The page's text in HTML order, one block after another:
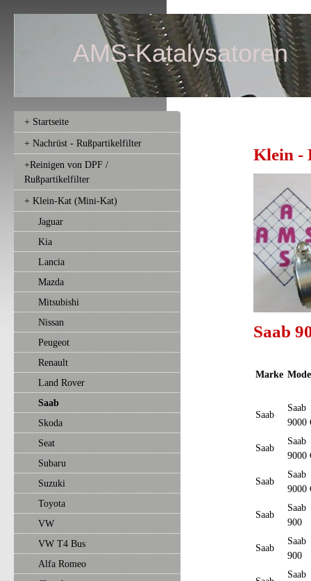
AMS-Katalysatoren
Klein -
Saab
Marke
Saab
Saab
9000
Saab
Saab
9000
Saab
Saab
9000
Saab
Saab
900
Saab
Saab
900
Saab
+ Startseite
+ Nachrüst - Rußpartikelfilter
+Reinigen von DPF /
Rußpartikelfilter
+ Klein-Kat (Mini-Kat)
Jaguar
Kia
Lancia
Mazda
Mitsubishi
Nissan
Peugeot
Renault
Land Rover
Saab
Skoda
Seat
Subaru
Suzuki
Toyota
VW
VW T4 Bus
Alfa Romeo